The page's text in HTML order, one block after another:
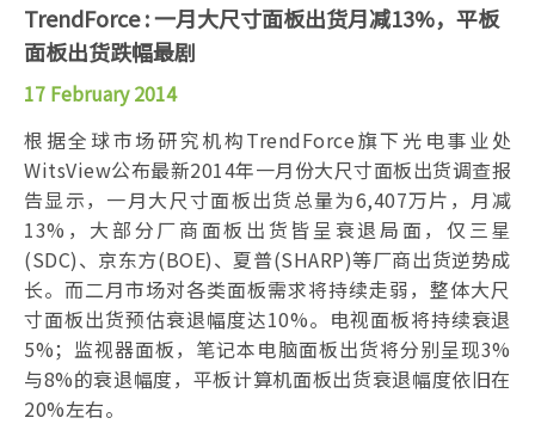
TrendForce : 一月大尺寸面板出货月减13%，平板
面板出货跌幅最剧
17 February 2014
根据全球市场研究机构TrendForce旗下光电事业处
WitsView公布最新2014年一月份大尺寸面板出货调查报
告显示，一月大尺寸面板出货总量为6,407万片，月减
13%，大部分厂商面板出货皆呈衰退局面，仅三星
(SDC)、京东方(BOE)、夏普(SHARP)等厂商出货逆势成
长。而二月市场对各类面板需求将持续走弱，整体大尺
寸面板出货预估衰退幅度达10%。电视面板将持续衰退
5%；监视器面板，笔记本电脑面板出货将分别呈现3%
与8%的衰退幅度，平板计算机面板出货衰退幅度依旧在
20%左右。